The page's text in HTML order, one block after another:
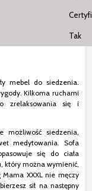
Tak
mebel do siedzenia.
Kilkoma ruchami
zrelaksowania się i
możliwość siedzenia,
medytowania. Sofa
się do ciała
który można wymienić,
XXXL nie męczy
sił na następny